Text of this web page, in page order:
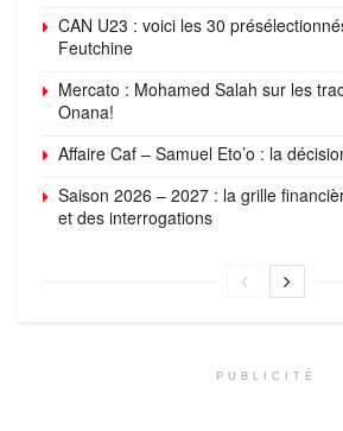
CAN U23 : voici les 30
Feutchine
Mercato : Mohamed Salah sur les
Onana!
Affaire Caf – Samuel Eto’o : la
Saison 2026 – 2027 : la grille
et des interrogations
PUBLICITÉ